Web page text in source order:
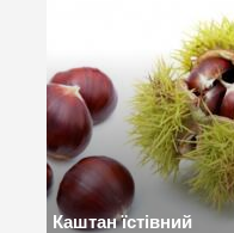
Каштан їстівний